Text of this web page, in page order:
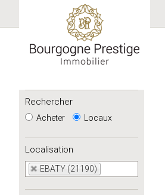
Rechercher
Acheter Locaux
Localisation
EBATY (21190)